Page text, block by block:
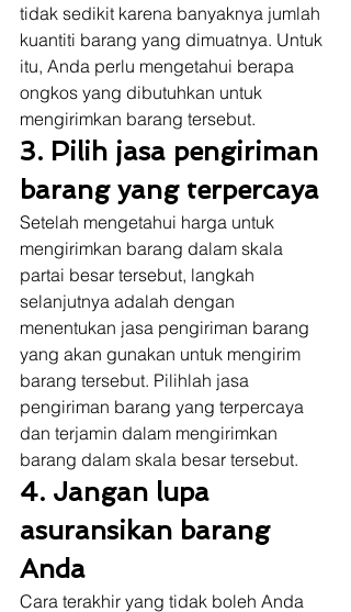
tidak sedikit karena banyaknya jumlah
kuantiti barang yang dimuatnya. Untuk
itu, Anda perlu mengetahui berapa
ongkos yang dibutuhkan untuk
mengirimkan barang tersebut.
3. Pilih jasa pengiriman
barang yang terpercaya
Setelah mengetahui harga untuk
mengirimkan barang dalam skala
partai besar tersebut, langkah
selanjutnya adalah dengan
menentukan jasa pengiriman barang
yang akan gunakan untuk mengirim
barang tersebut. Pilihlah jasa
pengiriman barang yang terpercaya
dan terjamin dalam mengirimkan
barang dalam skala besar tersebut.
4. Jangan lupa
asuransikan barang
Anda
Cara terakhir yang tidak boleh Anda